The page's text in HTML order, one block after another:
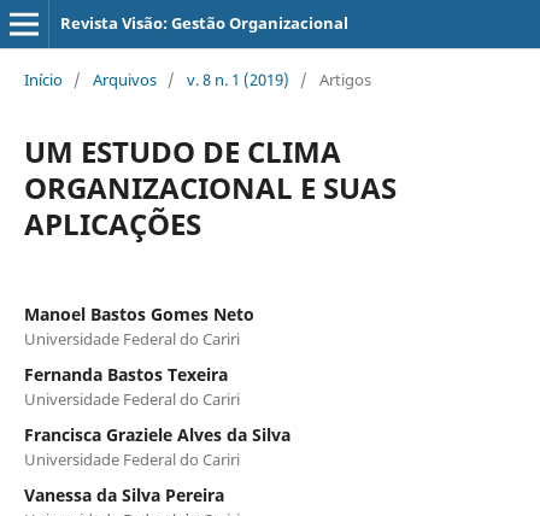
Revista Visão: Gestão Organizacional
Início / Arquivos / v. 8 n. 1 (2019) / Artigos
UM ESTUDO DE CLIMA
ORGANIZACIONAL E SUAS
APLICAÇÕES
Manoel Bastos Gomes Neto
Universidade Federal do Cariri
Fernanda Bastos Texeira
Universidade Federal do Cariri
Francisca Graziele Alves da Silva
Universidade Federal do Cariri
Vanessa da Silva Pereira